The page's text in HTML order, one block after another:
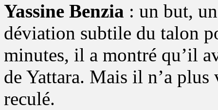
Yassine Benzia : un but,
déviation subtile du talon
minutes, il a montré qu’il
de Yattara. Mais il n’a
reculé.